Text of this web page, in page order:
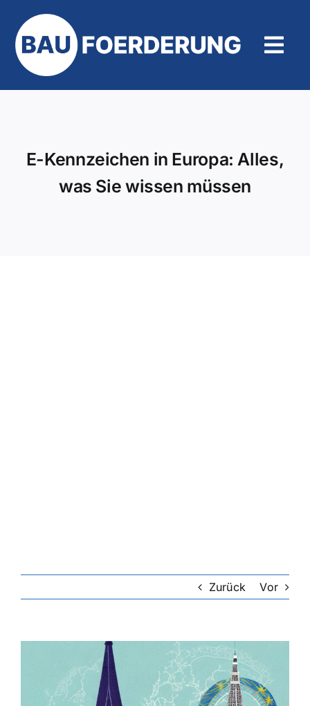
Inhalt
springen
E-Kennzeichen in Europa: Alles,
was Sie wissen müssen
Zurück Vor
grösseres